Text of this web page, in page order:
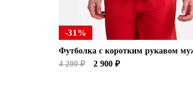
-31%
Футболка с коротким рукавом
4 200 ₽
2 900 ₽